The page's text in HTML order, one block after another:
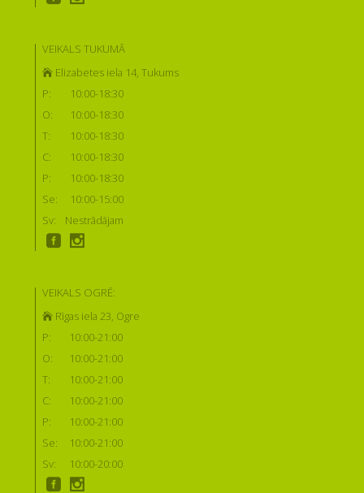
VEIKALS TUKUMĀ
Elizabetes iela 14, Tukums
P:
10:00-18:30
O:
10:00-18:30
T:
10:00-18:30
C:
10:00-18:30
P:
10:00-18:30
Se:
10:00-15:00
Sv:
Nestrādājam
VEIKALS OGRĒ:
Rīgas iela 23, Ogre
P:
10:00-21:00
O:
10:00-21:00
T:
10:00-21:00
C:
10:00-21:00
P:
10:00-21:00
Se:
10:00-21:00
Sv:
10:00-20:00